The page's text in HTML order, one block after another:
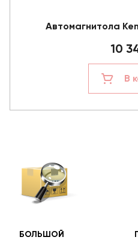
Автомагнитола
10
В
БОЛЬШОЙ